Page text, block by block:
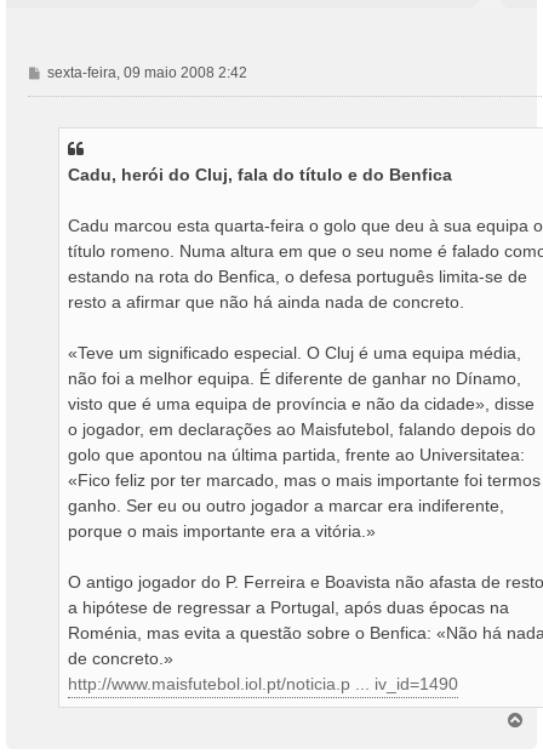
M
e
sexta-feira, 09 maio 2008 2:42
Cadu, herói do Cluj, fala do título e do Benfica
Cadu marcou esta quarta-feira o golo que deu à sua equipa o
título romeno. Numa altura em que o seu nome é falado
estando na rota do Benfica, o defesa português limita-se de
resto a afirmar que não há ainda nada de concreto.
«Teve um significado especial. O Cluj é uma equipa média,
não foi a melhor equipa. É diferente de ganhar no Dínamo,
visto que é uma equipa de província e não da cidade», disse
o jogador, em declarações ao Maisfutebol, falando depois do
golo que apontou na última partida, frente ao Universitatea:
«Fico feliz por ter marcado, mas o mais importante foi termos
ganho. Ser eu ou outro jogador a marcar era indiferente,
porque o mais importante era a vitória.»
O antigo jogador do P. Ferreira e Boavista não afasta de resto
a hipótese de regressar a Portugal, após duas épocas na
Roménia, mas evita a questão sobre o Benfica: «Não há
de concreto.»
http://www.maisfutebol.iol.pt/noticia.p ... iv_id=1490